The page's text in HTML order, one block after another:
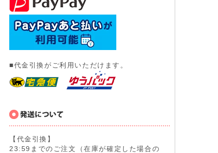
■代金引換がご利用いただけます。
【代金引換】
23:59までのご注文（在庫が確定した場合の